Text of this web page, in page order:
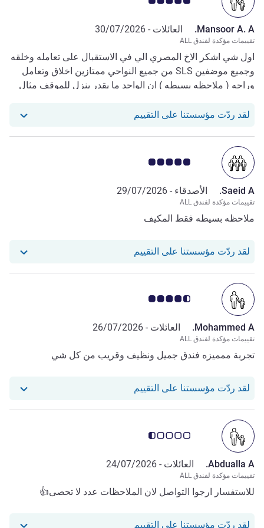
Mansoor A. A. العائلات - 30/07/2026
تقييمات مؤكدة لفندق ALL
اول شي اشكر الاخ المصري الي في الاستقبال على تعامله وخلقه
وجميع موضفين SLS من جميع النواحي ممتازين اخلاق وتعامل
وراحه ( ملاحظه بسيطه ) ان الواحد ما يقدر ينزل للموقف مثال
عليها من زيت وماء وارتب اغراضي قالو ممنوع النزول للمواقف
لقد ردّت مؤسستنا على التقييم استجاب فندقنا للمراجعة من Mansoor A. A.
ملاحظة أراء العملاء 5.0/5
Saeid A. الأصدقاء - 29/07/2026
تقييمات مؤكدة لفندق ALL
ملاحظه بسيطه فقط المكيف
لقد ردّت مؤسستنا على التقييم استجاب فندقنا للمراجعة من Saeid A.
ملاحظة أراء العملاء 4.5/5
Mohammed A. العائلات - 26/07/2026
تقييمات مؤكدة لفندق ALL
تجربة ممميزه فندق جميل ونظيف وقريب من كل شي
لقد ردّت مؤسستنا على التقييم استجاب فندقنا للمراجعة من Mohammed A.
ملاحظة أراء العملاء 0.5/5
Abdualla A. العائلات - 24/07/2026
تقييمات مؤكدة لفندق ALL
للاستفسار ارجوا التواصل لان الملاحظات عدد لا تحصى👍
لقد ردّت مؤسستنا على التقييم استجاب فندقنا للمراجعة من Abdualla A.